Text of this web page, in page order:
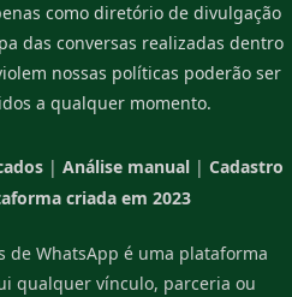
como diretório de divulgação
das conversas realizadas dentro
nossas políticas poderão ser
a qualquer momento.
| Análise manual| Cadastro
criada em 2023
de WhatsApp é uma plataforma
qualquer vínculo, parceria ou